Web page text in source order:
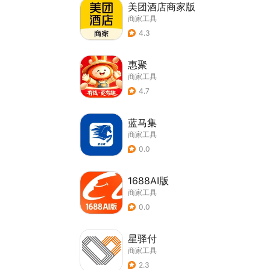
美团酒店商家版
商家工具
4.3
惠聚
商家工具
4.7
蓝马集
商家工具
0.0
1688AI版
商家工具
0.0
星驿付
商家工具
2.3